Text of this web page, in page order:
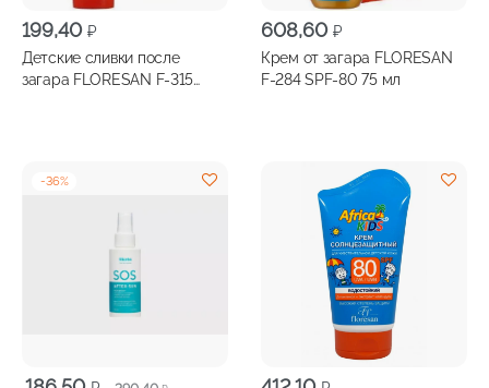
199,40 ₽
Детские сливки после
загара FLORESAN F-315
608,60 ₽
Крем от загара FLORESAN
F-284 SPF-80 75 мл
-36%
Первоначальная
Текущая